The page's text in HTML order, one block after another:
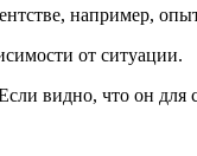
например,
от ситуации.
Если видно, что он